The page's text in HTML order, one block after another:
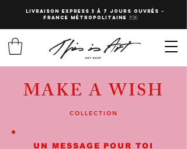
LIVRAISON EXPRESS 3 à 7 JOURS OUVRés -
fRANCE Métropolitaine 🇫🇷
MAKE A WISH
COLLECTION
UN MESSAGE POUR TOI